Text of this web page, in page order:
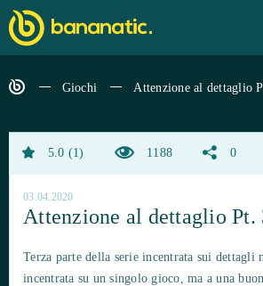
Giochi Attenzione al dettaglio
5.0 1 1188 0
03.04.2020
Attenzione al dettaglio Pt.
Terza parte della serie incentrata sui dettagli
incentrata su un singolo gioco, ma a una